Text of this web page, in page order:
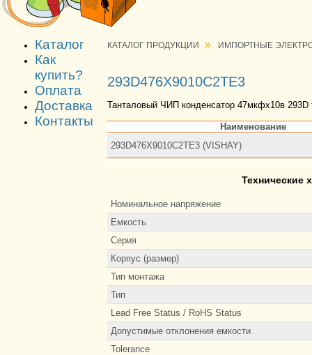
Каталог
Как
купить?
Оплата
Доставка
Контакты
КАТАЛОГ ПРОДУКЦИИ » ИМПОРТНЫЕ
293D476X9010C2TE3
Танталовый ЧИП конденсатор 47мкфх10в 293D
Наименование
293D476X9010C2TE3 (VISHAY)
Технические
Номинальное напряжение
Емкость
Серия
Корпус (размер)
Тип монтажа
Тип
Lead Free Status / RoHS Status
Допустимые отклонения емкости
Tolerance